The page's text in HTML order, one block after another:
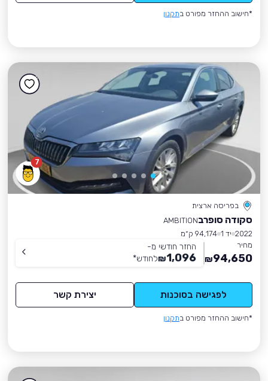
*חישוב ההחזר מפורט בתקנון
7
בפריסה ארצית
סקודה סופרבAMBITION
2022 יד 1
94,174 ק״מ
מחיר
94,650
₪
החזר חודשי מ-
1,096
₪לחודש*
לפגישה בסוכנות יצירת קשר
*חישוב ההחזר מפורט בתקנון